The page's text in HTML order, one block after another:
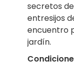
secretos
entresijos
encuentro
jardín.